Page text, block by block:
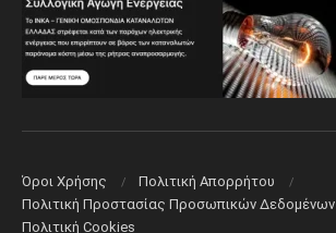
Όροι Χρήσης
Πολιτική Aπορρήτου
Πολιτική Προστασίας Προσωπικών Δεδομένων
Πολιτική Cookies